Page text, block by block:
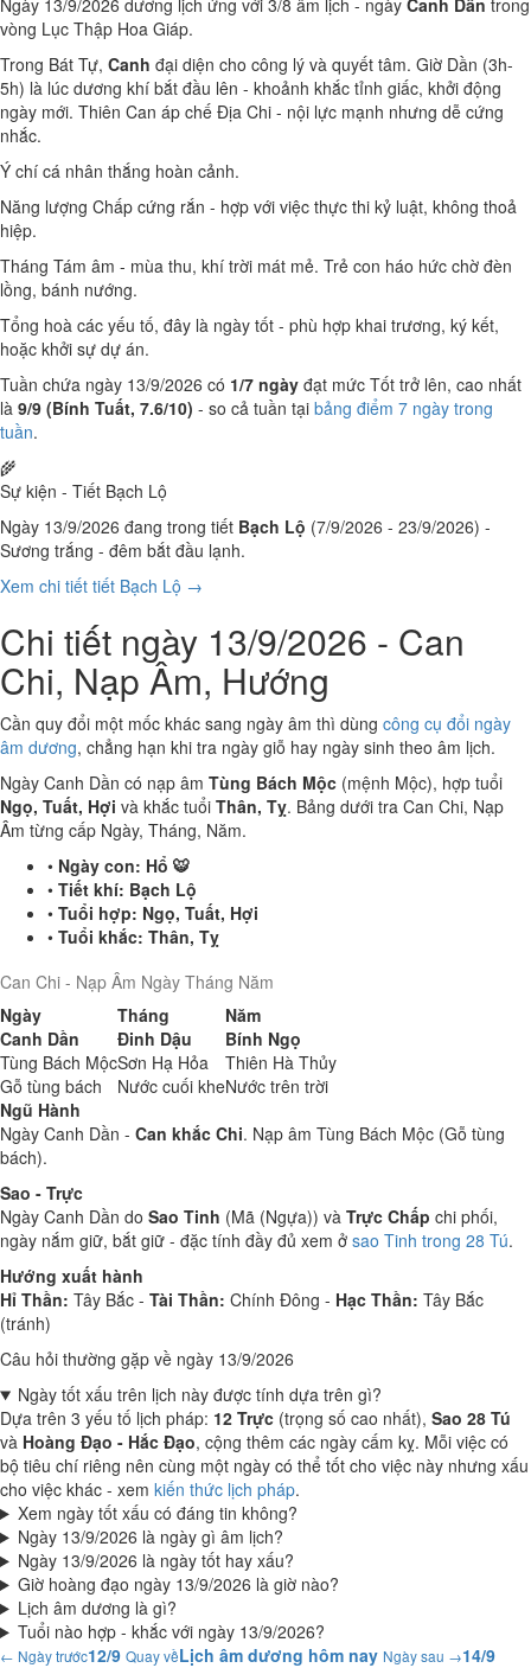
Ngày 13/9/2026 dương lịch ứng với 3/8 âm lịch - ngày Canh Dần trong
vòng Lục Thập Hoa Giáp.
Trong Bát Tự, Canh đại diện cho công lý và quyết tâm. Giờ Dần (3h-
5h) là lúc dương khí bắt đầu lên - khoảnh khắc tỉnh giấc, khởi động
ngày mới. Thiên Can áp chế Địa Chi - nội lực mạnh nhưng dễ cứng
nhắc.
Ý chí cá nhân thắng hoàn cảnh.
Năng lượng Chấp cứng rắn - hợp với việc thực thi kỷ luật, không thoả
hiệp.
Tháng Tám âm - mùa thu, khí trời mát mẻ. Trẻ con háo hức chờ đèn
lồng, bánh nướng.
Tổng hoà các yếu tố, đây là ngày tốt - phù hợp khai trương, ký kết,
hoặc khởi sự dự án.
Tuần chứa ngày 13/9/2026 có 1/7 ngày đạt mức Tốt trở lên, cao nhất
là 9/9 (Bính Tuất, 7.6/10) - so cả tuần tại bảng điểm 7 ngày trong
tuần.
🌾
Sự kiện - Tiết Bạch Lộ
Ngày 13/9/2026 đang trong tiết Bạch Lộ (7/9/2026 - 23/9/2026) -
Sương trắng - đêm bắt đầu lạnh.
Xem chi tiết tiết Bạch Lộ →
Chi tiết ngày 13/9/2026 - Can
Chi, Nạp Âm, Hướng
Cần quy đổi một mốc khác sang ngày âm thì dùng công cụ đổi ngày
âm dương, chẳng hạn khi tra ngày giỗ hay ngày sinh theo âm lịch.
Ngày Canh Dần có nạp âm Tùng Bách Mộc (mệnh Mộc), hợp tuổi
Ngọ, Tuất, Hợi và khắc tuổi Thân, Tỵ. Bảng dưới tra Can Chi, Nạp
Âm từng cấp Ngày, Tháng, Năm.
• Ngày con: Hổ 🐯
• Tiết khí: Bạch Lộ
• Tuổi hợp: Ngọ, Tuất, Hợi
• Tuổi khắc: Thân, Tỵ
Can Chi - Nạp Âm Ngày Tháng Năm
Ngày
Tháng
Năm
Canh Dần
Đinh Dậu
Bính Ngọ
Tùng Bách MộcSơn Hạ Hỏa
Thiên Hà Thủy
Gỗ tùng bách
Nước cuối kheNước trên trời
Ngũ Hành
Ngày Canh Dần - Can khắc Chi. Nạp âm Tùng Bách Mộc (Gỗ tùng
bách).
Sao - Trực
Ngày Canh Dần do Sao Tinh (Mã (Ngựa)) và Trực Chấp chi phối,
ngày nắm giữ, bắt giữ - đặc tính đầy đủ xem ở sao Tinh trong 28 Tú.
Hướng xuất hành
Hỉ Thần: Tây Bắc - Tài Thần: Chính Đông - Hạc Thần: Tây Bắc
(tránh)
Câu hỏi thường gặp về ngày 13/9/2026
Ngày tốt xấu trên lịch này được tính dựa trên gì?
Dựa trên 3 yếu tố lịch pháp: 12 Trực (trọng số cao nhất), Sao 28 Tú
và Hoàng Đạo - Hắc Đạo, cộng thêm các ngày cấm kỵ. Mỗi việc có
bộ tiêu chí riêng nên cùng một ngày có thể tốt cho việc này nhưng xấu
cho việc khác - xem kiến thức lịch pháp.
Xem ngày tốt xấu có đáng tin không?
Ngày 13/9/2026 là ngày gì âm lịch?
Ngày 13/9/2026 là ngày tốt hay xấu?
Giờ hoàng đạo ngày 13/9/2026 là giờ nào?
Lịch âm dương là gì?
Tuổi nào hợp - khắc với ngày 13/9/2026?
← Ngày trước12/9 Quay vềLịch âm dương hôm nay Ngày sau →14/9